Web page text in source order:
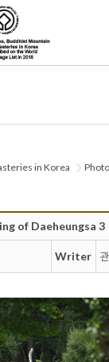
in Korea
of Daeheungsa 3
Writer